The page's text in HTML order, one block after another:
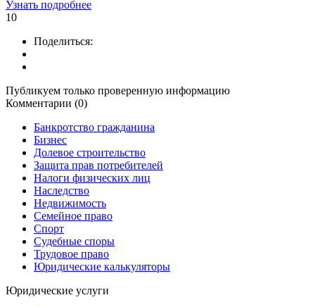
Узнать подробнее
10
Поделиться:
Публикуем только проверенную информацию
Комментарии (0)
Банкротство гражданина
Бизнес
Долевое строительство
Защита прав потребителей
Налоги физических лиц
Наследство
Недвижимость
Семейное право
Спорт
Судебные споры
Трудовое право
Юридические калькуляторы
Юридические услуги